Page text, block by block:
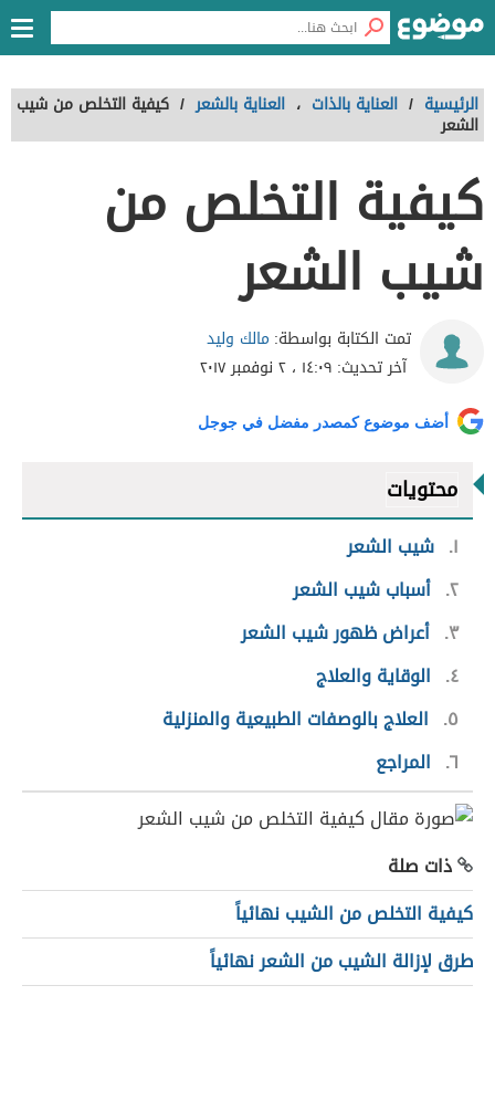
الرئيسية / العناية بالذات ، العناية بالشعر / كيفية التخلص من شيب
الشعر
كيفية التخلص من
شيب الشعر
تمت الكتابة بواسطة: مالك وليد
آخر تحديث: ١٤:٠٩ ، ٢ نوفمبر ٢٠١٧
أضف موضوع كمصدر مفضل في جوجل
محتويات
١ شيب الشعر
٢ أسباب شيب الشعر
٣ أعراض ظهور شيب الشعر
٤
الوقاية والعلاج
٥
العلاج بالوصفات الطبيعية والمنزلية
٦ المراجع
ذات صلة
كيفية التخلص من الشيب نهائياً
طرق لإزالة الشيب من الشعر نهائياً